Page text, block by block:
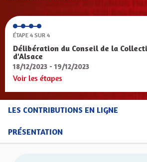
ÉTAPE 4 SUR 4
Délibération du Conseil de la
d'Alsace
18/12/2023 - 19/12/2023
Voir les étapes
LES CONTRIBUTIONS EN LIGNE
PRÉSENTATION